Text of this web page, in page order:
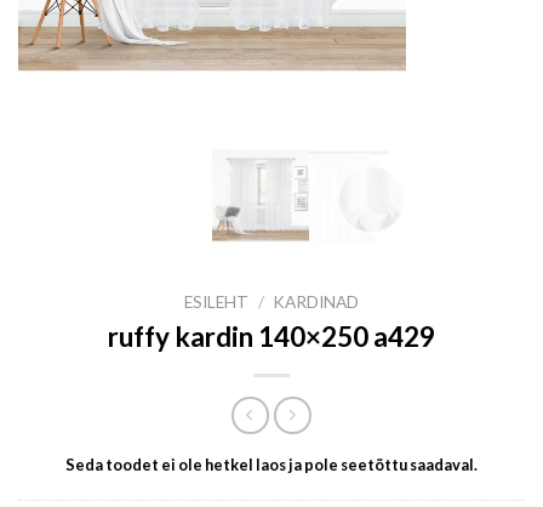
ESILEHT / KARDINAD
ruffy kardin 140×250 a429
Seda toodet ei ole hetkel laos ja pole seetõttu saadaval.